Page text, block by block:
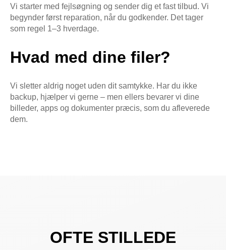
Vi starter med fejlsøgning og sender dig et fast tilbud. Vi
begynder først reparation, når du godkender. Det tager
som regel 1–3 hverdage.
Hvad med dine filer?
Vi sletter aldrig noget uden dit samtykke. Har du ikke
backup, hjælper vi gerne – men ellers bevarer vi dine
billeder, apps og dokumenter præcis, som du afleverede
dem.
OFTE STILLEDE